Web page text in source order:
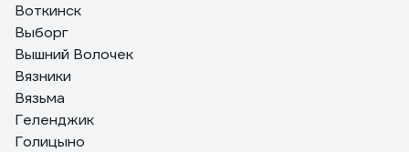
Воткинск
Выборг
Вышний Волочек
Вязники
Вязьма
Геленджик
Голицыно